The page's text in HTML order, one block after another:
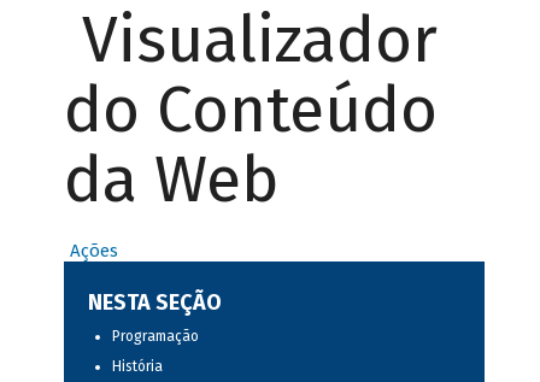
Visualizador
do Conteúdo
da Web
Ações
NESTA SEÇÃO
Programação
História